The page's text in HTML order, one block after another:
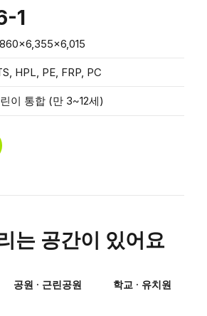
1
HPL, PE, FRP, PC
이 통합 (만 3~12세)
는 공간이 있어요
공원 · 근린공원 학교 · 유치원